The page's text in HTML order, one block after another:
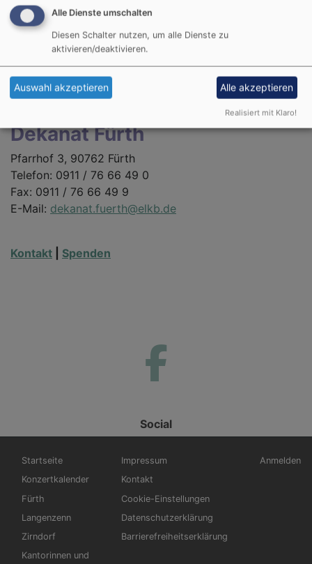
Regal 4’
Koppeln: I/P • II/P • II/I
Dekanat Fürth
Pfarrhof 3, 90762 Fürth
Telefon: 0911 / 76 66 49 0
Fax: 0911 / 76 66 49 9
E-Mail: dekanat.fuerth@elkb.de
Kontakt Spenden
Social
Hauptnavigation
Startseite
Konzertkalender
Fürth
Langenzenn
Zirndorf
Kantorinnen und
Fußbereichsmenü
Impressum
Kontakt
Cookie-Einstellungen
Datenschutzerklärung
Barrierefreiheitserklärung
Anmelden
Alle Dienste umschalten
Diesen Schalter nutzen, um alle Dienste zu
aktivieren/deaktivieren.
Auswahl akzeptieren Alle akzeptieren
Realisiert mit Klaro!